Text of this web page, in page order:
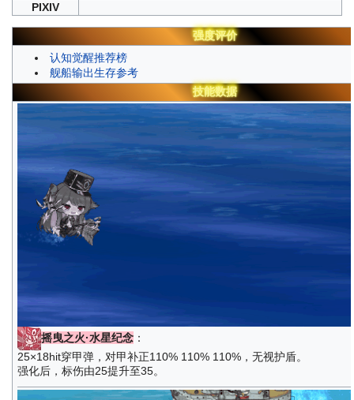
PIXIV
强度评价
认知觉醒推荐榜
舰船输出生存参考
技能数据
摇曳之火·水星纪念：
25×18hit穿甲弹，对甲补正110% 110% 110%，无视护盾。
强化后，标伤由25提升至35。